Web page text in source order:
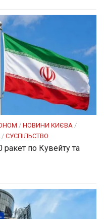
/ НОВИНИ КИЄВА /
/ СУСПІЛЬСТВО
по Кувейту та